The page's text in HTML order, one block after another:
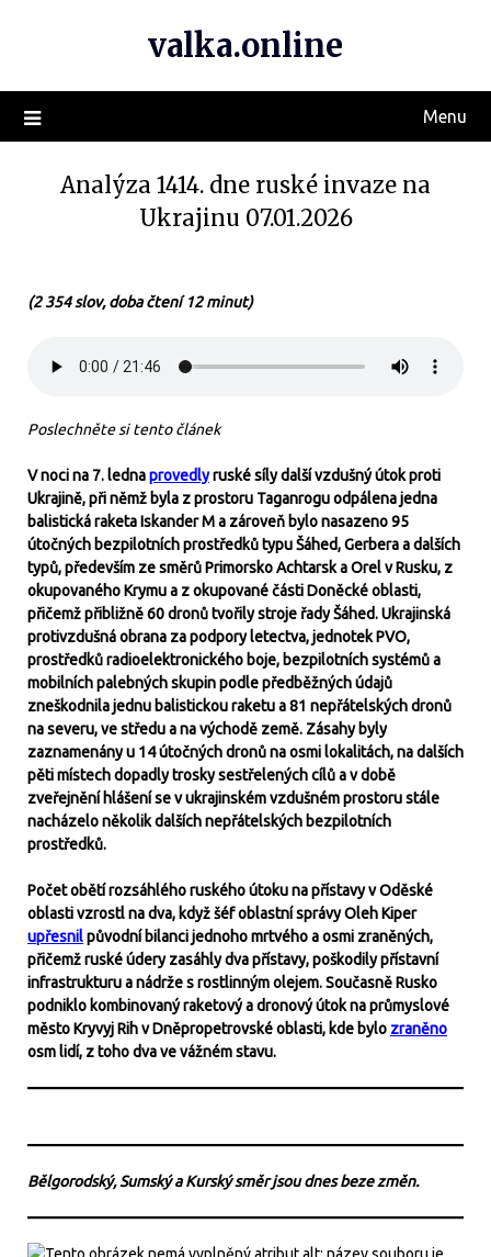
valka.online
Menu
Analýza 1414. dne ruské invaze na
Ukrajinu 07.01.2026
(2 354 slov, doba čtení 12 minut)
Poslechněte si tento článek
V noci na 7. lednaprovedlyruské síly další vzdušný útok proti
Ukrajině, při němž byla z prostoru Taganrogu odpálena jedna
balistická raketa Iskander M a zároveň bylo nasazeno 95
útočných bezpilotních prostředků typu Šáhed, Gerbera a dalších
typů, především ze směrů Primorsko Achtarsk a Orel v Rusku, z
okupovaného Krymu a z okupované části Doněcké oblasti,
přičemž přibližně 60 dronů tvořily stroje řady Šáhed. Ukrajinská
protivzdušná obrana za podpory letectva, jednotek PVO,
prostředků radioelektronického boje, bezpilotních systémů a
mobilních palebných skupin podle předběžných údajů
zneškodnila jednu balistickou raketu a 81 nepřátelských dronů
na severu, ve středu a na východě země. Zásahy byly
zaznamenány u 14 útočných dronů na osmi lokalitách, na dalších
pěti místech dopadly trosky sestřelených cílů a v době
zveřejnění hlášení se v ukrajinském vzdušném prostoru stále
nacházelo několik dalších nepřátelských bezpilotních
prostředků.
Počet obětí rozsáhlého ruského útoku na přístavy v Oděské
oblasti vzrostl na dva, když šéf oblastní správy Oleh Kiper
upřesnilpůvodní bilanci jednoho mrtvého a osmi zraněných,
přičemž ruské údery zasáhly dva přístavy, poškodily přístavní
infrastrukturu a nádrže s rostlinným olejem. Současně Rusko
podniklo kombinovaný raketový a dronový útok na průmyslové
město Kryvyj Rih v Dněpropetrovské oblasti, kde bylo zraněno
osm lidí, z toho dva ve vážném stavu.
Bělgorodský, Sumský a Kurský směr jsou dnes beze změn.